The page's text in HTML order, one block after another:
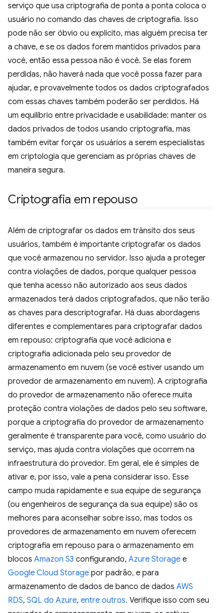
serviço que usa criptografia de ponta a ponta coloca o
usuário no comando das chaves de criptografia. Isso
pode não ser óbvio ou explícito, mas alguém precisa ter
a chave, e se os dados forem mantidos privados para
você, então essa pessoa não é você. Se elas forem
perdidas, não haverá nada que você possa fazer para
ajudar, e provavelmente todos os dados criptografados
com essas chaves também poderão ser perdidos. Há
um equilíbrio entre privacidade e usabilidade: manter os
dados privados de todos usando criptografia, mas
também evitar forçar os usuários a serem especialistas
em criptologia que gerenciam as próprias chaves de
maneira segura.
Criptografia em repouso
Além de criptografar os dados em trânsito dos seus
usuários, também é importante criptografar os dados
que você armazenou no servidor. Isso ajuda a proteger
contra violações de dados, porque qualquer pessoa
que tenha acesso não autorizado aos seus dados
armazenados terá dados criptografados, que não terão
as chaves para descriptografar. Há duas abordagens
diferentes e complementares para criptografar dados
em repouso: criptografia que você adiciona e
criptografia adicionada pelo seu provedor de
armazenamento em nuvem (se você estiver usando um
provedor de armazenamento em nuvem). A criptografia
do provedor de armazenamento não oferece muita
proteção contra violações de dados pelo seu software,
porque a criptografia do provedor de armazenamento
geralmente é transparente para você, como usuário do
serviço, mas ajuda contra violações que ocorrem na
infraestrutura do provedor. Em geral, ele é simples de
ativar e, por isso, vale a pena considerar isso. Esse
campo muda rapidamente e sua equipe de segurança
(ou engenheiros de segurança da sua equipe) são os
melhores para aconselhar sobre isso, mas todos os
provedores de armazenamento em nuvem oferecem
criptografia em repouso para o armazenamento em
blocos Amazon S3 configurando, Azure Storage e
Google Cloud Storage por padrão, e para
armazenamento de dados de banco de dados AWS
RDS, SQL do Azure, entre outros. Verifique isso com seu